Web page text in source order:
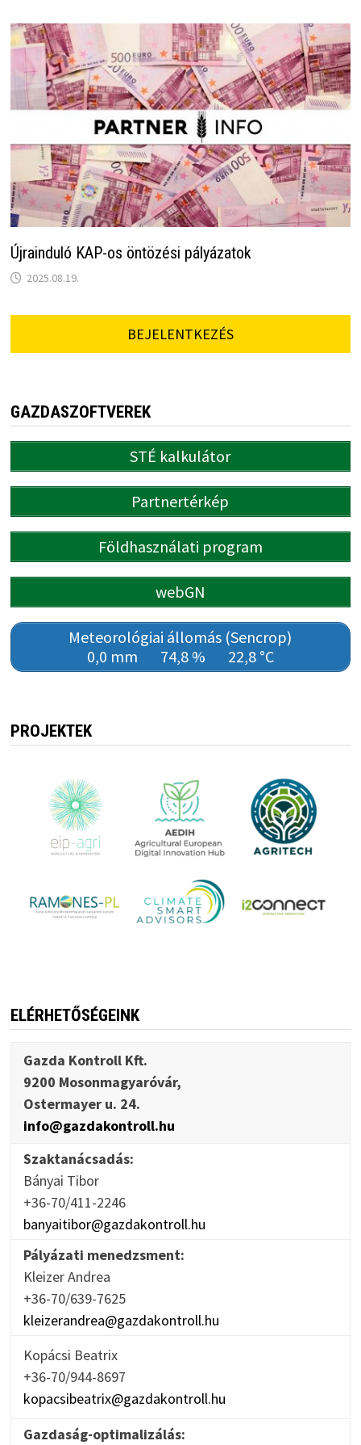
Újrainduló KAP-os öntözési pályázatok
2025.08.19.
BEJELENTKEZÉS
GAZDASZOFTVEREK
STÉ kalkulátor
Partnertérkép
Földhasználati program
webGN
Meteorológiai állomás (Sencrop)
0,0 mm
74,8 % 22,8 °C
PROJEKTEK
ELÉRHETŐSÉGEINK
Gazda Kontroll Kft.
9200 Mosonmagyaróvár,
Ostermayer u. 24.
info@gazdakontroll.hu
Szaktanácsadás:
Bányai Tibor
+36-70/411-2246
banyaitibor@gazdakontroll.hu
Pályázati menedzsment:
Kleizer Andrea
+36-70/639-7625
kleizerandrea@gazdakontroll.hu
Kopácsi Beatrix
+36-70/944-8697
kopacsibeatrix@gazdakontroll.hu
Gazdaság-optimalizálás: